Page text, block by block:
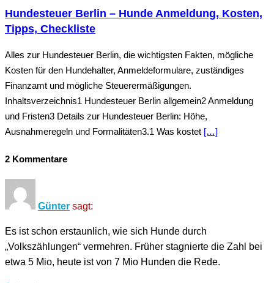
Hundesteuer Berlin – Hunde Anmeldung, Kosten,
Tipps, Checkliste
Alles zur Hundesteuer Berlin, die wichtigsten Fakten, mögliche
Kosten für den Hundehalter, Anmeldeformulare, zuständiges
Finanzamt und mögliche Steuerermäßigungen.
Inhaltsverzeichnis1 Hundesteuer Berlin allgemein2 Anmeldung
und Fristen3 Details zur Hundesteuer Berlin: Höhe,
Ausnahmeregeln und Formalitäten3.1 Was kostet […]
2 Kommentare
Günter sagt:
Es ist schon erstaunlich, wie sich Hunde durch
„Volkszählungen“ vermehren. Früher stagnierte die Zahl bei
etwa 5 Mio, heute ist von 7 Mio Hunden die Rede.